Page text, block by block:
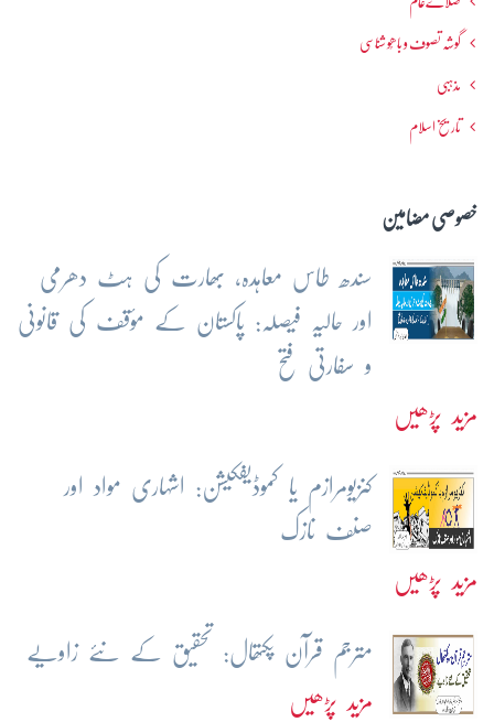
گوشہ تصوف و باھُو شناسی
مذہبی
تاریخ اسلام
خصوصی مضامین
سندھ طاس معاہدہ، بھارت کی ہٹ دھرمی
اور حالیہ فیصلہ: پاکستان کے مؤقف کی قانونی
و سفارتی فتح
مزید پڑھیں
کنزیومرازم یا کموڈیفکیشن: اشہاری مواد اور
صنف نازک
مزید پڑھیں
مترجم قرآن پکتھال: تحقیق کے نئے زاویے
مزید پڑھیں